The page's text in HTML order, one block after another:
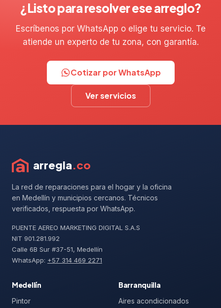
¿Listo para resolver ese arreglo?
Escríbenos por WhatsApp o elige tu servicio. Te
atiende un experto de tu zona, con garantía.
Cotizar por WhatsApp
Ver servicios
arregla.co
La red de reparaciones para el hogar y la oficina
en Medellín y municipios cercanos. Técnicos
verificados, respuesta por WhatsApp.
PUENTE AEREO MARKETING DIGITAL S.A.S
NIT 901.281.992
Calle 6B Sur #37-51, Medellín
WhatsApp: +57 314 469 2271
Medellín
Pintor
Barranquilla
Aires acondicionados